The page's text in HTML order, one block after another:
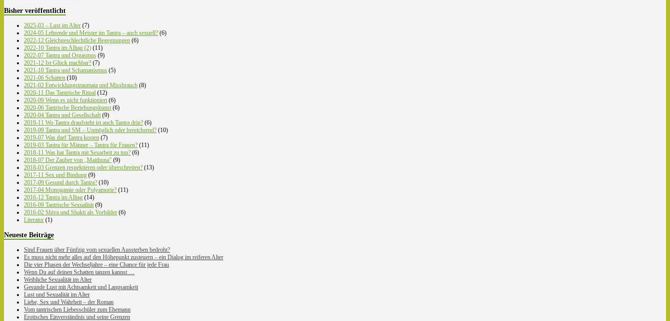
Bisher veröffentlicht
2025-03 – Lust im Alter (7)
2024-05 Lehrende und Meister im Tantra – auch sexuell? (6)
2022-12 Gleichgeschlechtliche Begegnungen (6)
2022-10 Tantra im Alltag (2) (11)
2022-07 Tantra und Orgasmus (9)
2021-12 Ist Glück machbar? (7)
2021-10 Tantra und Schamanismus (5)
2021-06 Schatten (10)
2021-02 Entwicklungstraumata und Missbrauch (8)
2020-11 Das Tantrische Ritual (12)
2020-09 Wenn es nicht funktioniert (6)
2020-06 Tantrische Beziehungskunst (6)
2020-04 Tantra und Gesellschaft (9)
2019-11 Wo Tantra draufsteht ist auch Tantra drin? (6)
2019-09 Tantra und SM – Unmöglich oder bereichernd? (10)
2019-07 Was darf Tantra kosten (7)
2019-03 Tantra für Männer – Tantra für Frauen? (11)
2018-11 Was hat Tantra mit Sexarbeit zu tun? (6)
2018-07 Der Zauber von „Maithuna" (9)
2018-03 Grenzen respektieren oder überschreiten? (13)
2017-11 Sex und Bindung (9)
2017-09 Gesund durch Tantra? (10)
2017-04 Monogamie oder Polyamorie? (11)
2016-12 Tantra im Alltag (14)
2016-09 Tantrische Sexualität (9)
2016-02 Shiva und Shakti als Vorbilder (6)
Literatur (1)
Neueste Beiträge
Sind Frauen über Fünfzig vom sexuellen Aussterben bedroht?
Es muss nicht mehr alles auf den Höhepunkt zusteuern – ein Dialog im reiferen Alter
Die vier Phasen der Wechseljahre – eine Chance für jede Frau
Wenn Du auf deinen Schatten tanzen kannst …
Weibliche Sexualität im Alter
Gesunde Lust mit Achtsamkeit und Langsamkeit
Lust und Sexualität im Alter
Liebe, Sex und Wahrheit – der Roman
Vom tantrischen Liebesschüler zum Ehemann
Erotisches Einverständnis und seine Grenzen